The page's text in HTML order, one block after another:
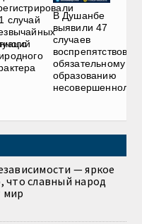
случай
В Душанбе
выявили 47
случаев
обязательному
образованию
— яркое
что славный народ
мир